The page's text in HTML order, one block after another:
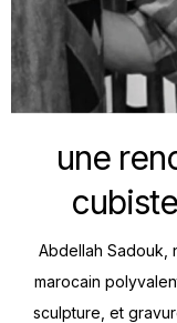
une
Abdellah Sadouk,
marocain
sculpture, et